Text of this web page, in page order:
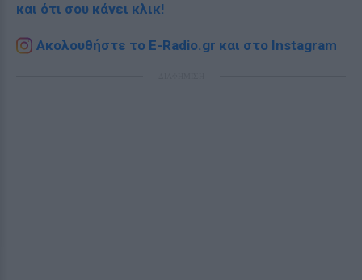
και ότι σου κάνει κλικ!
Ακολουθήστε το E-Radio.gr και στο Instagram